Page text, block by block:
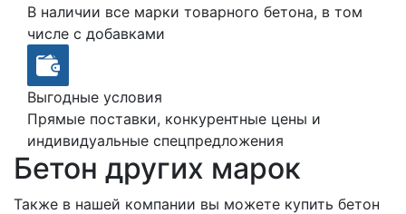
В наличии все марки товарного бетона, в том
числе с добавками
Выгодные условия
Прямые поставки, конкурентные цены и
индивидуальные спецпредложения
Бетон других марок
Также в нашей компании вы можете купить бетон